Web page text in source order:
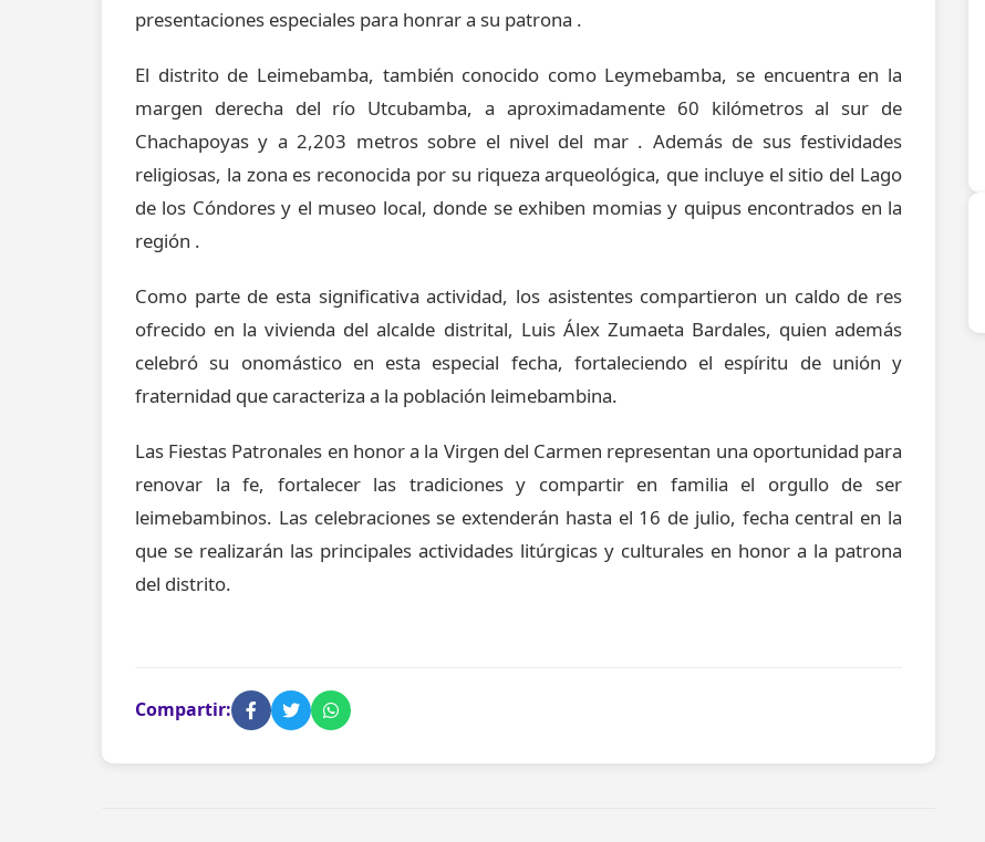
presentaciones especiales para honrar a su patrona .
El distrito de Leimebamba, también conocido como Leymebamba, se encuentra en la
margen derecha del río Utcubamba, a aproximadamente 60 kilómetros al sur de
Chachapoyas y a 2,203 metros sobre el nivel del mar . Además de sus festividades
religiosas, la zona es reconocida por su riqueza arqueológica, que incluye el sitio del Lago
de los Cóndores y el museo local, donde se exhiben momias y quipus encontrados en la
región .
Como parte de esta significativa actividad, los asistentes compartieron un caldo de res
ofrecido en la vivienda del alcalde distrital, Luis Álex Zumaeta Bardales, quien además
celebró su onomástico en esta especial fecha, fortaleciendo el espíritu de unión y
fraternidad que caracteriza a la población leimebambina.
Las Fiestas Patronales en honor a la Virgen del Carmen representan una oportunidad para
renovar la fe, fortalecer las tradiciones y compartir en familia el orgullo de ser
leimebambinos. Las celebraciones se extenderán hasta el 16 de julio, fecha central en la
que se realizarán las principales actividades litúrgicas y culturales en honor a la patrona
del distrito.
Compartir: